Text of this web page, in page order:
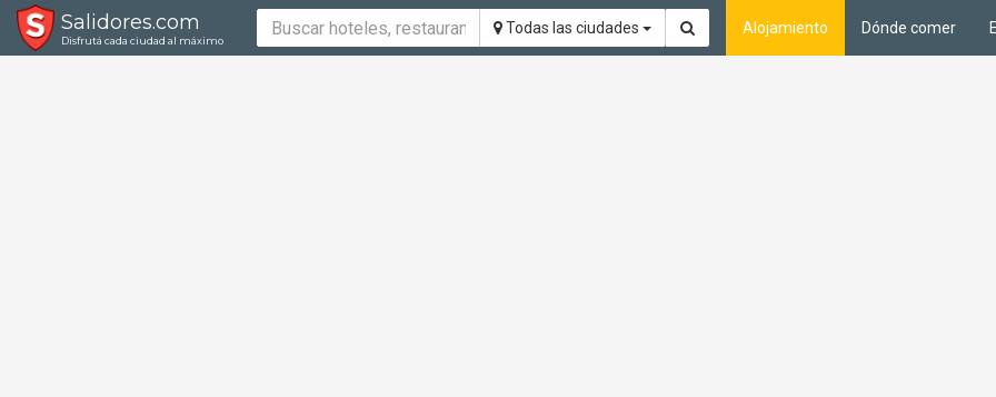
Salidores.com
Disfrutá cada ciudad al máximo
Todas las ciudades Alojamiento Dónde comer